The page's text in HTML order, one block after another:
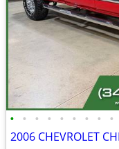
• • • • • • • • •